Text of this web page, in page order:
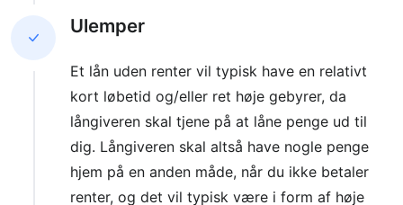
Ulemper
Et lån uden renter vil typisk have en relativt
kort løbetid og/eller ret høje gebyrer, da
långiveren skal tjene på at låne penge ud til
dig. Långiveren skal altså have nogle penge
hjem på en anden måde, når du ikke betaler
renter, og det vil typisk være i form af høje